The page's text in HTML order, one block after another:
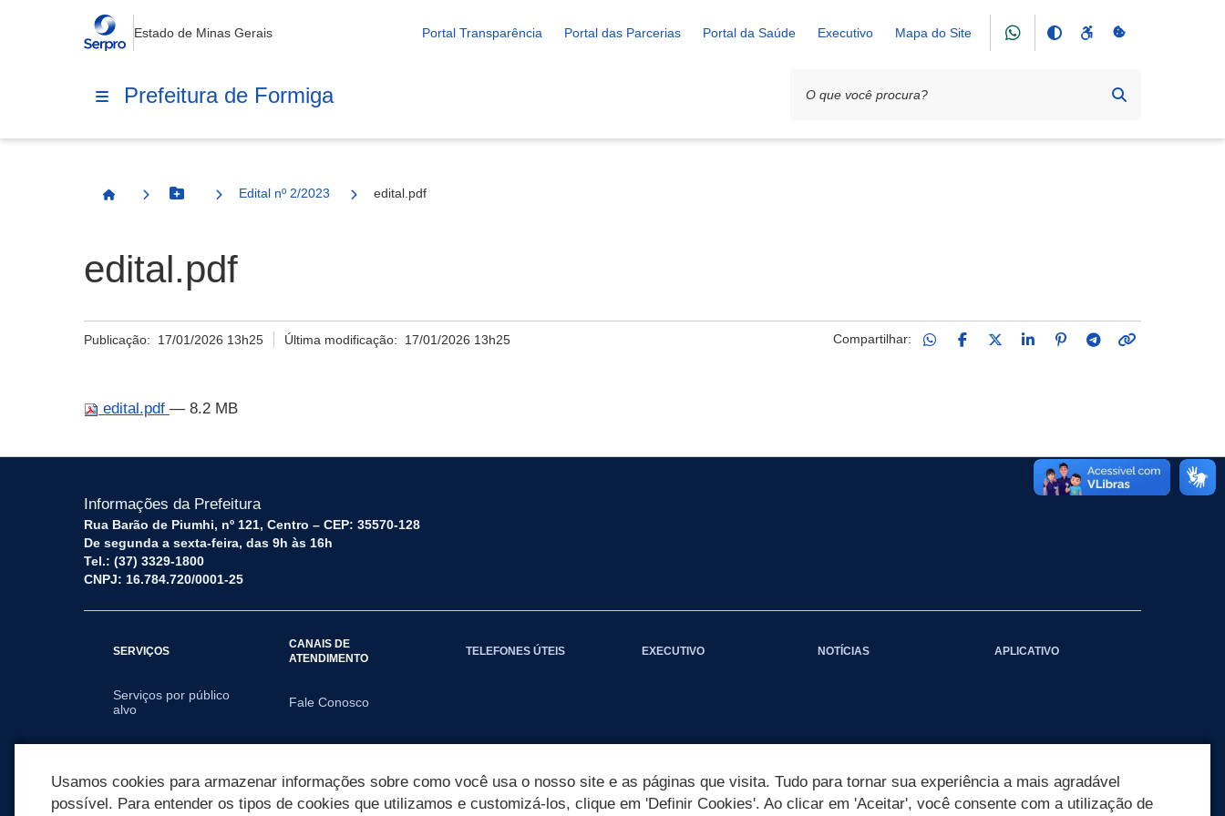
Estado de Minas Gerais Portal Transparência Portal das Parcerias Portal da Saúde Executivo Mapa do Site
Prefeitura de Formiga
Página InicialBotão Menu
Edital nº 2/2023 edital.pdf
edital.pdf
Publicação: 17/01/2026 13h25 Última modificação: 17/01/2026 13h25 Compartilhar:
edital.pdf — 8.2 MB
Informações da Prefeitura
Rua Barão de Piumhi, nº 121, Centro – CEP: 35570-128
De segunda a sexta-feira, das 9h às 16h
Tel.: (37) 3329-1800
CNPJ: 16.784.720/0001-25
SERVIÇOS
Serviços por público
alvo
CANAIS DE
ATENDIMENTO
Fale Conosco
TELEFONES ÚTEIS EXECUTIVO NOTÍCIAS APLICATIVO
Usamos cookies para armazenar informações sobre como você usa o nosso site e as páginas que visita. Tudo para tornar sua experiência a mais agradável
possível. Para entender os tipos de cookies que utilizamos e customizá-los, clique em 'Definir Cookies'. Ao clicar em 'Aceitar', você consente com a utilização de